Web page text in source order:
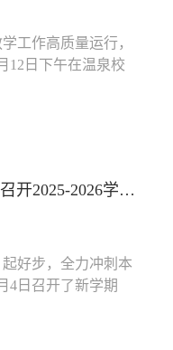
工作高质量运行，
12日下午在温泉校
锚定目标 笃行实干——我院召开2025-2026学年第二学期工作部...
好步，全力冲刺本
4日召开了新学期